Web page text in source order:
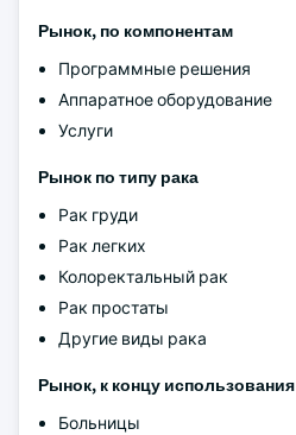
Рынок, по компонентам
Программные решения
Аппаратное оборудование
Услуги
Рынок по типу рака
Рак груди
Рак легких
Колоректальный рак
Рак простаты
Другие виды рака
Рынок, к концу использования
Больницы